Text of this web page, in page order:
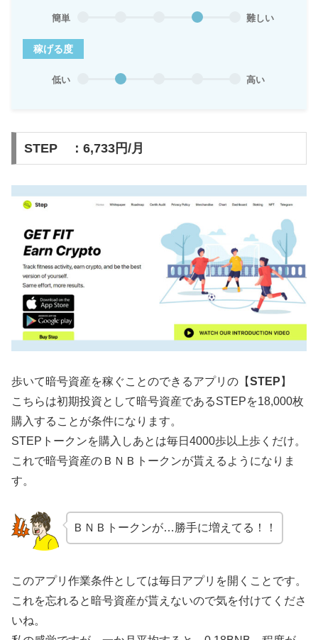
簡単 難しい
稼げる度
低い 高い
STEP ：6,733円/月
歩いて暗号資産を稼ぐことのできるアプリの【STEP 】
こちらは初期投資として暗号資産であるSTEPを18,000枚
購入することが条件になります。
STEPトークンを購入しあとは毎日4000歩以上歩くだけ。
これで暗号資産のＢＮＢトークンが貰えるようになりま
す。
ＢＮＢトークンが…勝手に増えてる！！
このアプリ作業条件としては毎日アプリを開くことです。
これを忘れると暗号資産が貰えないので気を付けてくださ
いね。